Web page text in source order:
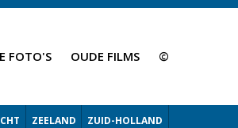
FOTO'S OUDE FILMS ©
ZEELAND ZUID-HOLLAND